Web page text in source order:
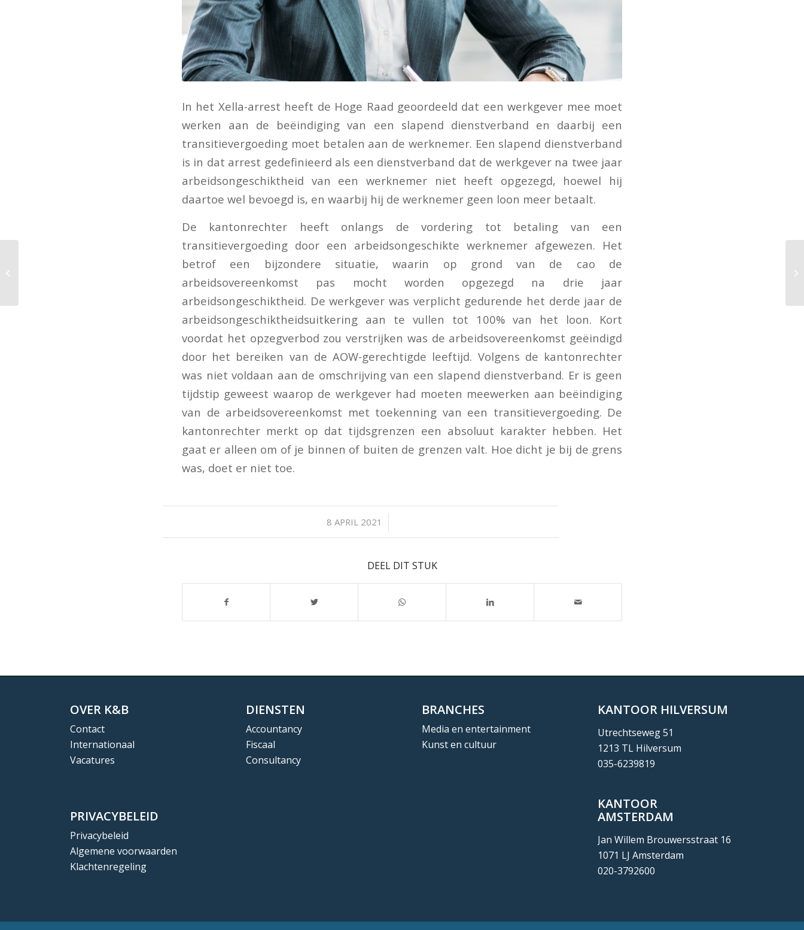
In het Xella-arrest heeft de Hoge Raad geoordeeld dat een werkgever mee moet
werken aan de beëindiging van een slapend dienstverband en daarbij een
transitievergoeding moet betalen aan de werknemer. Een slapend dienstverband
is in dat arrest gedefinieerd als een dienstverband dat de werkgever na twee jaar
arbeidsongeschiktheid van een werknemer niet heeft opgezegd, hoewel hij
daartoe wel bevoegd is, en waarbij hij de werknemer geen loon meer betaalt.
De kantonrechter heeft onlangs de vordering tot betaling van een
transitievergoeding door een arbeidsongeschikte werknemer afgewezen. Het
betrof een bijzondere situatie, waarin op grond van de cao de
arbeidsovereenkomst pas mocht worden opgezegd na drie jaar
arbeidsongeschiktheid. De werkgever was verplicht gedurende het derde jaar de
arbeidsongeschiktheidsuitkering aan te vullen tot 100% van het loon. Kort
voordat het opzegverbod zou verstrijken was de arbeidsovereenkomst geëindigd
door het bereiken van de AOW-gerechtigde leeftijd. Volgens de kantonrechter
was niet voldaan aan de omschrijving van een slapend dienstverband. Er is geen
tijdstip geweest waarop de werkgever had moeten meewerken aan beëindiging
van de arbeidsovereenkomst met toekenning van een transitievergoeding. De
kantonrechter merkt op dat tijdsgrenzen een absoluut karakter hebben. Het
gaat er alleen om of je binnen of buiten de grenzen valt. Hoe dicht je bij de grens
was, doet er niet toe.
8 APRIL 2021
/
DEEL DIT STUK
OVER K&B
Contact
Internationaal
Vacatures
PRIVACYBELEID
Privacybeleid
Algemene voorwaarden
Klachtenregeling
DIENSTEN
Accountancy
Fiscaal
Consultancy
BRANCHES
Media en entertainment
Kunst en cultuur
KANTOOR HILVERSUM
Utrechtseweg 51
1213 TL Hilversum
035-6239819
KANTOOR
AMSTERDAM
Jan Willem Brouwersstraat 16
1071 LJ Amsterdam
020-3792600